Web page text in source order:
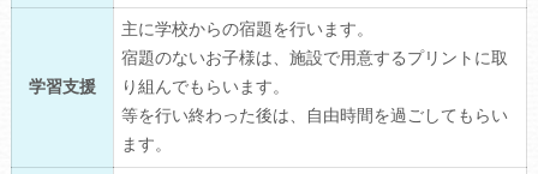
学習支援
主に学校からの宿題を行います。
宿題のないお子様は、施設で用意するプリントに取
り組んでもらいます。
等を行い終わった後は、自由時間を過ごしてもらい
ます。